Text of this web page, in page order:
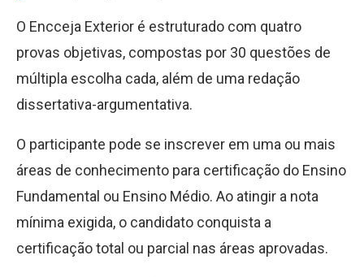
O Encceja Exterior é estruturado com quatro
provas objetivas, compostas por 30 questões de
múltipla escolha cada, além de uma redação
dissertativa-argumentativa.
O participante pode se inscrever em uma ou mais
áreas de conhecimento para certificação do Ensino
Fundamental ou Ensino Médio. Ao atingir a nota
mínima exigida, o candidato conquista a
certificação total ou parcial nas áreas aprovadas.